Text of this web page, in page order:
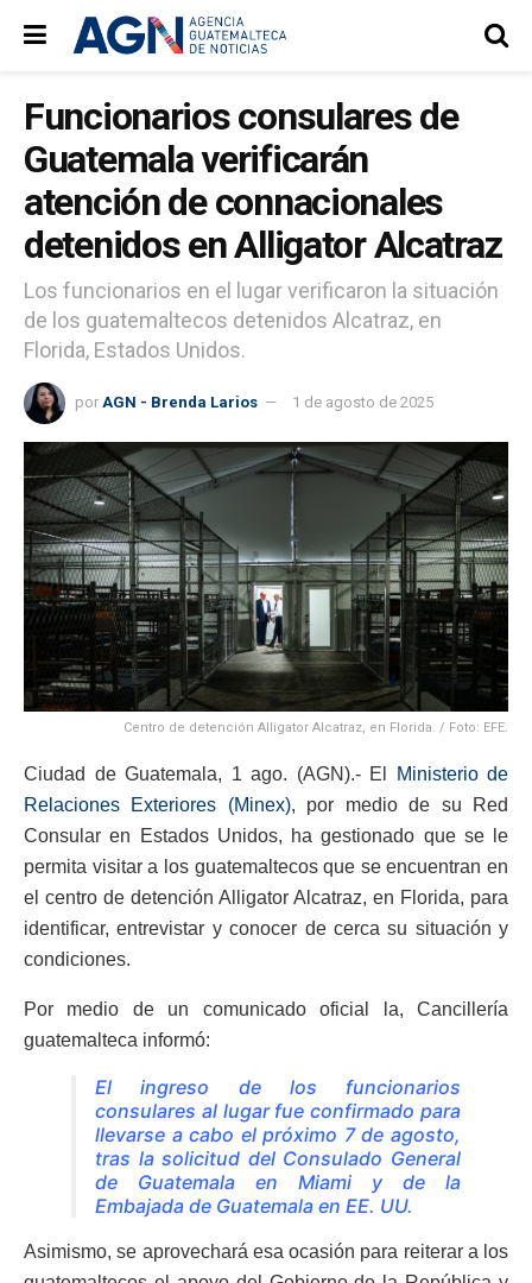
Funcionarios consulares de
Guatemala verificarán
atención de connacionales
detenidos en Alligator Alcatraz
Los funcionarios en el lugar verificaron la situación
de los guatemaltecos detenidos Alcatraz, en
Florida, Estados Unidos.
por AGN - Brenda Larios 1 de agosto de 2025
Centro de detención Alligator Alcatraz, en Florida. / Foto: EFE.
Ciudad de Guatemala, 1 ago. (AGN).- El
Ministerio de
Relaciones Exteriores (Minex), por medio de su Red
Consular en Estados Unidos, ha gestionado que se le
permita visitar a los guatemaltecos que se encuentran en
el centro de detención Alligator Alcatraz, en Florida, para
identificar, entrevistar y conocer de cerca su situación y
condiciones.
Por medio de un comunicado oficial la, Cancillería
guatemalteca informó:
El ingreso de los funcionarios
consulares al lugar fue confirmado para
llevarse a cabo el próximo 7 de agosto,
tras la solicitud del Consulado General
de Guatemala en Miami y de la
Embajada de Guatemala en EE. UU.
Asimismo, se aprovechará esa ocasión para reiterar a los